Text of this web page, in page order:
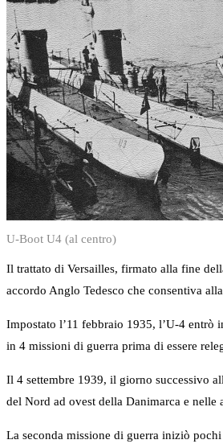
U-Boot U4 (al centro)
Il trattato di Versailles, firmato alla fine
accordo Anglo Tedesco che consentiva
Impostato l’11 febbraio 1935, l’U-4 entrò
in 4 missioni di guerra prima di essere
Il 4 settembre 1939, il giorno successivo
del Nord ad ovest della Danimarca e nelle
La seconda missione di guerra iniziò